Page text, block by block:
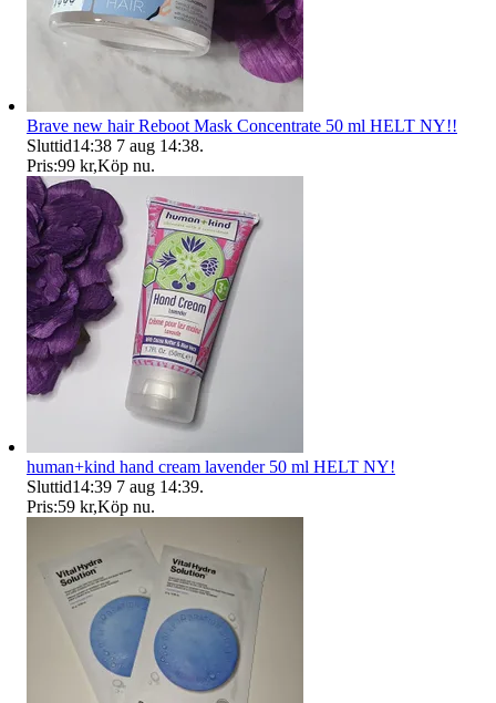
Brave new hair Reboot Mask Concentrate 50 ml HELT NY!!
Sluttid14:38 7 aug 14:38.
Pris:99 kr,Köp nu.
human+kind hand cream lavender 50 ml HELT NY!
Sluttid14:39 7 aug 14:39.
Pris:59 kr,Köp nu.